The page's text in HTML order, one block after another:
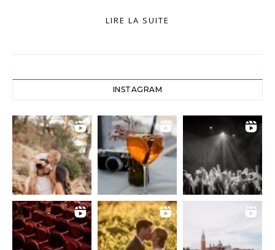
LIRE LA SUITE
INSTAGRAM